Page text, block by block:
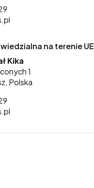
na terenie UE
Kika
1
Polska